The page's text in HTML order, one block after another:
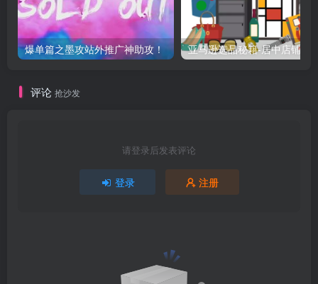
爆单篇之墨攻站外推广神助攻！
评论 抢沙发
请登录后发表评论
登录 注册